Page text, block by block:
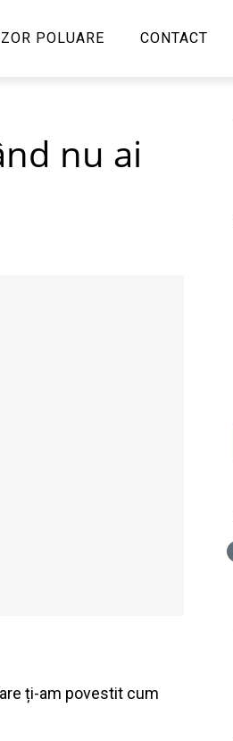
POLUARE CONTACT
nu ai
ți-am povestit cum